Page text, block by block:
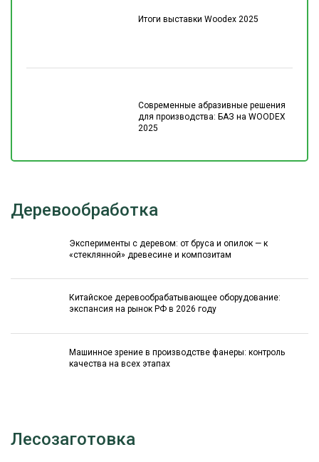
Итоги выставки Woodex 2025
Современные абразивные решения
для производства: БАЗ на WOODEX
2025
Деревообработка
Эксперименты с деревом: от бруса и опилок — к
«стеклянной» древесине и композитам
Китайское деревообрабатывающее оборудование:
экспансия на рынок РФ в 2026 году
Машинное зрение в производстве фанеры: контроль
качества на всех этапах
Лесозаготовка